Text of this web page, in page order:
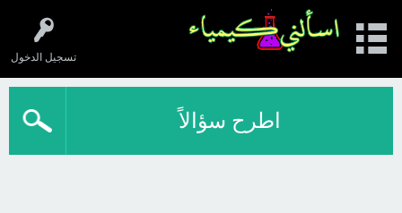
تسجيل الدخول
اطرح سؤالاً